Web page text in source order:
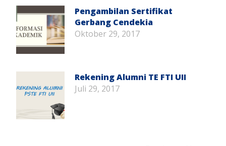
Pengambilan Sertifikat
Gerbang Cendekia
Oktober 29, 2017
Rekening Alumni TE FTI UII
Juli 29, 2017